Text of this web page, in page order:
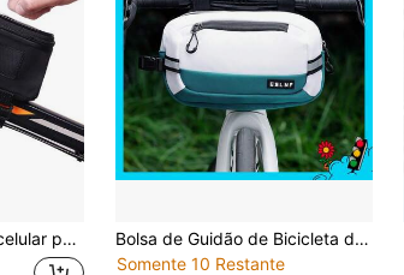
e tela sensível ao toque
Bolsa de Guidão de Bicicleta de Grande Capacidade para Viagens ao Ar Livre
Somente 10 Restante